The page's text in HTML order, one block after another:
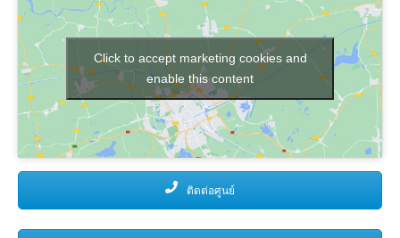
Click to accept marketing cookies and
enable this content
ติดต่อศูนย์